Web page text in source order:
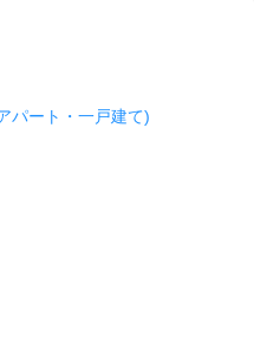
パート・一戸建て)